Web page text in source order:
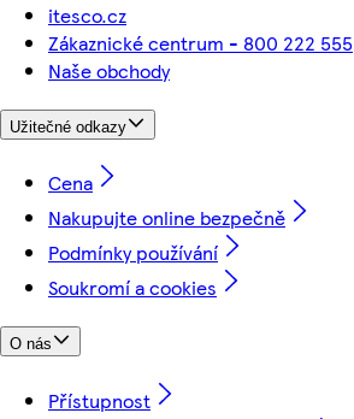
itesco.cz
Zákaznické centrum - 800 222 555
Naše obchody
Užitečné odkazy
Cena
Nakupujte online bezpečně
Podmínky používání
Soukromí a cookies
O nás
Přístupnost